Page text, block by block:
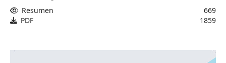
Resumen
669
PDF
1859